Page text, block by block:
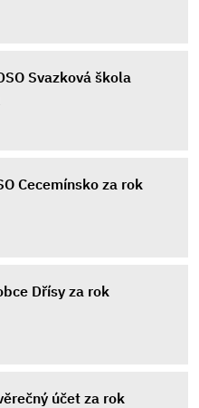
Svazková škola
Cecemínsko za rok
Dřísy za rok
účet za rok